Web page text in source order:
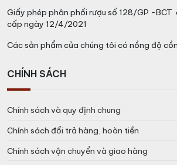
Giấy phép phân phối rượu số 128/GP -BCT
cấp ngày 12/4/2021
Các sản phẩm của chúng tôi có nồng độ
CHÍNH SÁCH
Chính sách và quy định chung
Chính sách đổi trả hàng, hoàn tiền
Chính sách vận chuyển và giao hàng